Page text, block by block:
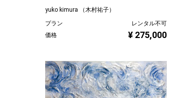
yuko kimura （木村祐子）
プラン
レンタル不可
価格
¥ 275,000